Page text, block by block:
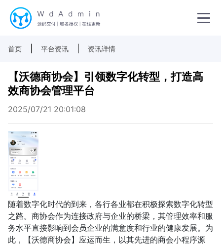
首页 平台资讯 资讯详情
【沃德商协会】引领数字化转型，打造高
效商协会管理平台
2025/07/21 20:01:08
随着数字化时代的到来，各行各业都在积极探索数字化转型
之路。商协会作为连接政府与企业的桥梁，其管理效率和服
务水平直接影响到会员企业的满意度和行业的健康发展。为
此，【沃德商协会】应运而生，以其先进的商会小程序源